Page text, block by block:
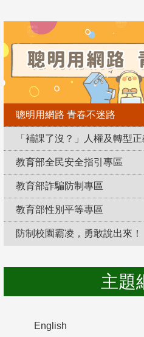
聰明用網路 青春不迷路
「補課了沒？」人權及轉型
教育部全民安全指引專區
教育部詐騙防制專區
教育部性別平等專區
防制校園霸凌，勇敢說出來！
主題
English